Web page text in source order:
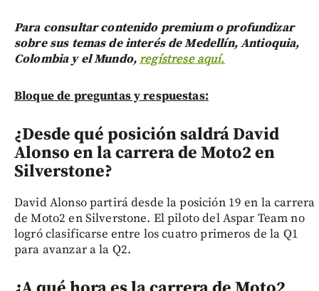
Para consultar contenido premium o profundizar
sobre sus temas de interés de Medellín, Antioquia,
Colombia y el Mundo,regístrese aquí.
Bloque de preguntas y respuestas:
¿Desde qué posición saldrá David
Alonso en la carrera de Moto2 en
Silverstone?
David Alonso partirá desde la posición 19 en la carrera
de Moto2 en Silverstone. El piloto del Aspar Team no
logró clasificarse entre los cuatro primeros de la Q1
para avanzar a la Q2.